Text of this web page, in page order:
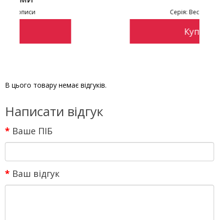
В цього товару немає відгуків.
Написати відгук
Ваше ПІБ
Ваш відгук